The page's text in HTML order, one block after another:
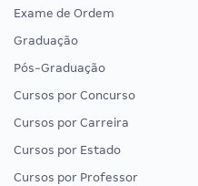
Exame de Ordem
Graduação
Pós-Graduação
Cursos por Concurso
Cursos por Carreira
Cursos por Estado
Cursos por Professor